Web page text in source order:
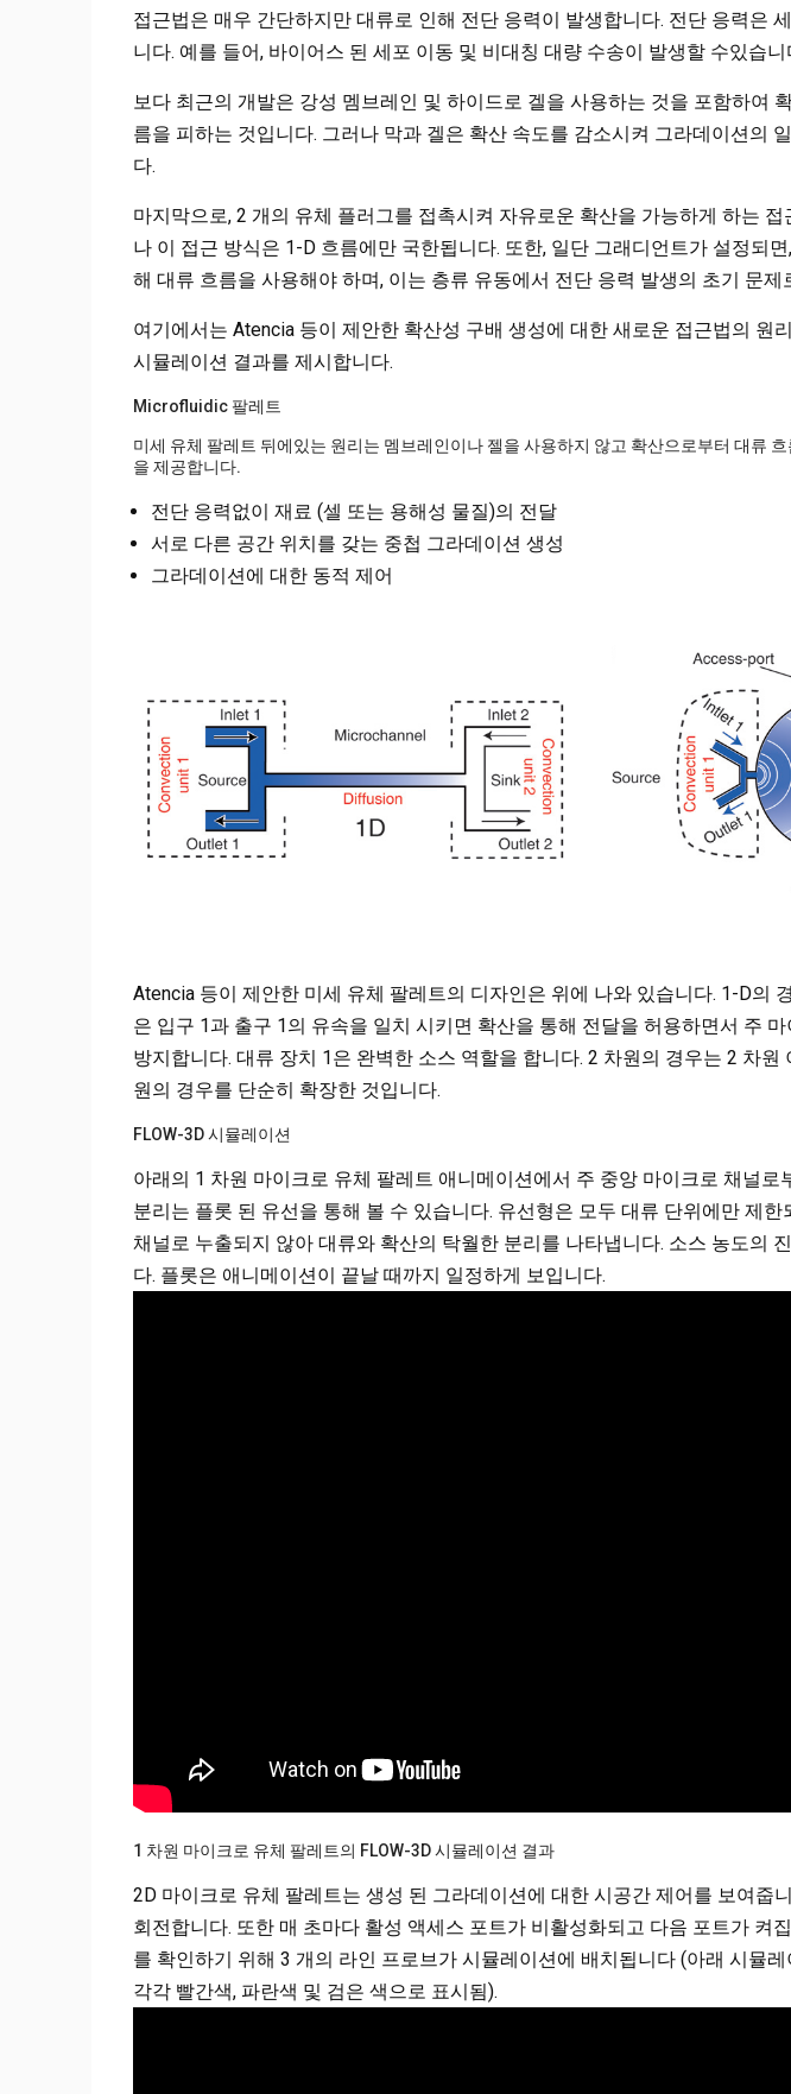
접근법은 매우 간단하지만 대류로 인해 전단 응력이 발생합니다. 전단 응력은
니다. 예를 들어, 바이어스 된 세포 이동 및 비대칭 대량 수송이 발생할 수있습니
보다 최근의 개발은 강성 멤브레인 및 하이드로 겔을 사용하는 것을 포함하여
름을 피하는 것입니다. 그러나 막과 겔은 확산 속도를 감소시켜 그라데이션의
다.
마지막으로, 2 개의 유체 플러그를 접촉시켜 자유로운 확산을 가능하게 하는
나 이 접근 방식은 1-D 흐름에만 국한됩니다. 또한, 일단 그래디언트가 설정되
해 대류 흐름을 사용해야 하며, 이는 층류 유동에서 전단 응력 발생의 초기 문제
여기에서는 Atencia 등이 제안한 확산성 구배 생성에 대한 새로운 접근법의 원
시뮬레이션 결과를 제시합니다.
Microfluidic 팔레트
미세 유체 팔레트 뒤에있는 원리는 멤브레인이나 젤을 사용하지 않고 확산으로부터 대류
을 제공합니다.
전단 응력없이 재료 (셀 또는 용해성 물질)의 전달
서로 다른 공간 위치를 갖는 중첩 그라데이션 생성
그라데이션에 대한 동적 제어
Atencia 등이 제안한 미세 유체 팔레트의 디자인은 위에 나와 있습니다. 1-D의
은 입구 1과 출구 1의 유속을 일치 시키면 확산을 통해 전달을 허용하면서 주
방지합니다. 대류 장치 1은 완벽한 소스 역할을 합니다. 2 차원의 경우는 2 차원
원의 경우를 단순히 확장한 것입니다.
FLOW-3D 시뮬레이션
아래의 1 차원 마이크로 유체 팔레트 애니메이션에서 주 중앙 마이크로 채널로
분리는 플롯 된 유선을 통해 볼 수 있습니다. 유선형은 모두 대류 단위에만 제
채널로 누출되지 않아 대류와 확산의 탁월한 분리를 나타냅니다. 소스 농도의
다. 플롯은 애니메이션이 끝날 때까지 일정하게 보입니다.
1 차원 마이크로 유체 팔레트의 FLOW-3D 시뮬레이션 결과
2D 마이크로 유체 팔레트는 생성 된 그라데이션에 대한 시공간 제어를 보여줍
회전합니다. 또한 매 초마다 활성 액세스 포트가 비활성화되고 다음 포트가 켜
를 확인하기 위해 3 개의 라인 프로브가 시뮬레이션에 배치됩니다 (아래 시뮬
각각 빨간색, 파란색 및 검은 색으로 표시됨).